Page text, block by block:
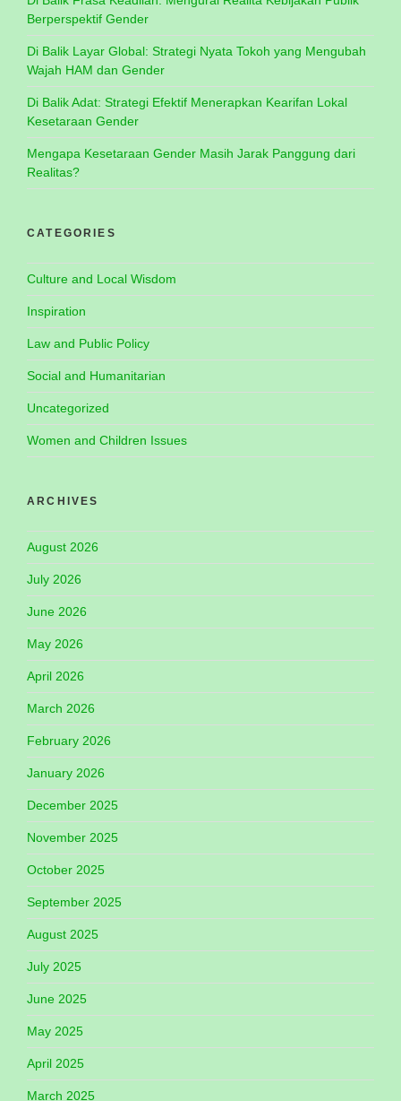
Berperspektif Gender
Di Balik Layar Global: Strategi Nyata Tokoh yang Mengubah
Wajah HAM dan Gender
Di Balik Adat: Strategi Efektif Menerapkan Kearifan Lokal
Kesetaraan Gender
Mengapa Kesetaraan Gender Masih Jarak Panggung dari
Realitas?
CATEGORIES
Culture and Local Wisdom
Inspiration
Law and Public Policy
Social and Humanitarian
Uncategorized
Women and Children Issues
ARCHIVES
August 2026
July 2026
June 2026
May 2026
April 2026
March 2026
February 2026
January 2026
December 2025
November 2025
October 2025
September 2025
August 2025
July 2025
June 2025
May 2025
April 2025
March 2025